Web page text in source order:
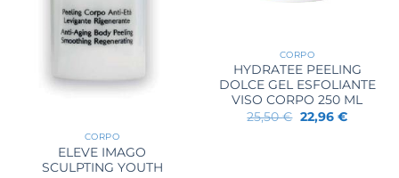
CORPO
ELEVE IMAGO
SCULPTING YOUTH
CORPO
HYDRATEE PEELING
DOLCE GEL ESFOLIANTE
VISO CORPO 250 ML
25,50€ Il
prezzo
22,96 €Il